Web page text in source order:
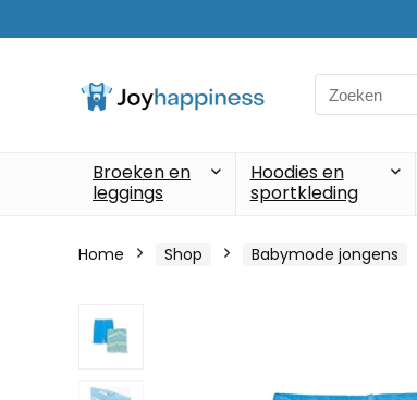
Search
for:
Broeken en
leggings
Hoodies en
sportkleding
Home Shop Babymode jongens